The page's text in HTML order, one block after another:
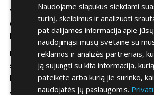
Vienas ir tikrai labai riebus. Gulia – mano to
O meilužės paprastai būna brangios. Taip ir
būti išskirtinis ir mėgautis grožio ir galios
Kiek mažesnis minusiukas – kaip ir
sedanų, Gulia turi labai ribotą vietą ant
Realiai esu įsitikinęs, kad gale nesiskųstų
„trūkęs” jūsų draugas, kurį ar šiaip, ar taip
Naudojame slapukus siekdami
turinį, skelbimus ir analizuoti
pat dalijamės informacija apie jūsų
naudojimąsi mūsų svetaine su
reklamos ir analizės partneriais,
ją sujungti su kita informacija,
pateikėte arba kurią jie surinko, kai
naudojatės jų paslaugomis.